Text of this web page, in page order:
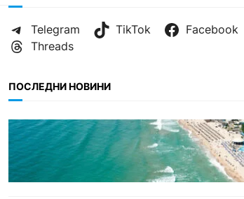
Telegram TikTok
Facebook
Threads
ПОСЛЕДНИ НОВИНИ
ИКОНОМИКА
Интерактивна карта показва
всички водни бази по
Черноморието